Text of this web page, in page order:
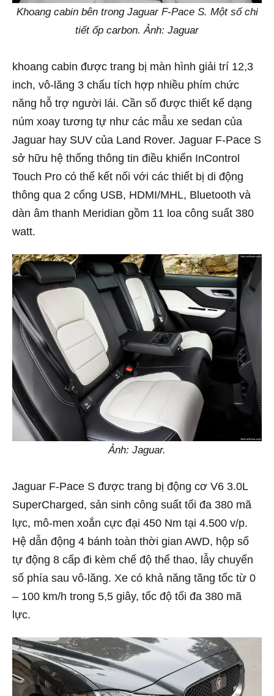
Khoang cabin bên trong Jaguar F-Pace S. Một số chi
tiết ốp carbon. Ảnh: Jaguar
khoang cabin được trang bị màn hình giải trí 12,3
inch, vô-lăng 3 chấu tích hợp nhiều phím chức
năng hỗ trợ người lái. Cần số được thiết kế dạng
núm xoay tương tự như các mẫu xe sedan của
Jaguar hay SUV của Land Rover. Jaguar F-Pace S
sở hữu hệ thống thông tin điều khiển InControl
Touch Pro có thể kết nối với các thiết bị di động
thông qua 2 cổng USB, HDMI/MHL, Bluetooth và
dàn âm thanh Meridian gồm 11 loa công suất 380
watt.
Ảnh: Jaguar.
Jaguar F-Pace S được trang bị động cơ V6 3.0L
SuperCharged, sản sinh công suất tối đa 380 mã
lực, mô-men xoắn cực đại 450 Nm tại 4.500 v/p.
Hệ dẫn động 4 bánh toàn thời gian AWD, hộp số
tự động 8 cấp đi kèm chế độ thể thao, lẫy chuyển
số phía sau vô-lăng. Xe có khả năng tăng tốc từ 0
– 100 km/h trong 5,5 giây, tốc độ tối đa 380 mã
lực.